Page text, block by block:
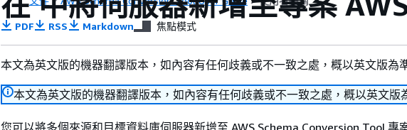
PDF RSS Markdown 焦點模式
本文為英文版的機器翻譯版本，如內容有任何歧義或不一致之處，概以英文版為
本文為英文版的機器翻譯版本，如內容有任何歧義或不一致之處，概以英文版
您可以將多個來源和目標資料庫伺服器新增至 AWS Schema Conversion Tool 專